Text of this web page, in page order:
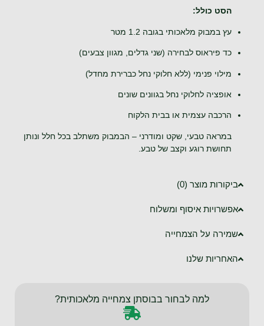
הסט כולל:
עץ במבוק מלאכותי בגובה 1.2 מטר
כד פיראוס לבחירה (שני גדלים, מגוון צבעים)
מילוי פנימי (ללא חלוקי נחל כברירת מחדל)
אופציה לחלוקי נחל בגוונים שונים
הרכבה עצמית או בבית הלקוח
במראה טבעי, שקט ומודרני – הבמבוק משתלב בכל חלל ונותן
תחושת רוגע וקצב של טבע.
ביקורות מוצר (0)
אפשרויות איסוף ומשלוח
שמירה על הצמחייה
האחריות שלנו
למה לבחור בבוסתן צמחייה מלאכותית?